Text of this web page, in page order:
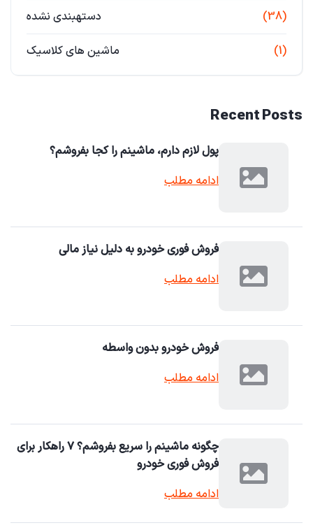
دستهبندی نشده (38)
ماشین های کلاسیک (1)
Recent Posts
پول لازم دارم، ماشینم را کجا بفروشم؟
ادامه مطلب
فروش فوری خودرو به دلیل نیاز مالی
ادامه مطلب
فروش خودرو بدون واسطه
ادامه مطلب
چگونه ماشینم را سریع بفروشم؟ ۷ راهکار برای
فروش فوری خودرو
ادامه مطلب